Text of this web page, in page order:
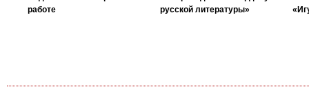
работе
русской литературы»